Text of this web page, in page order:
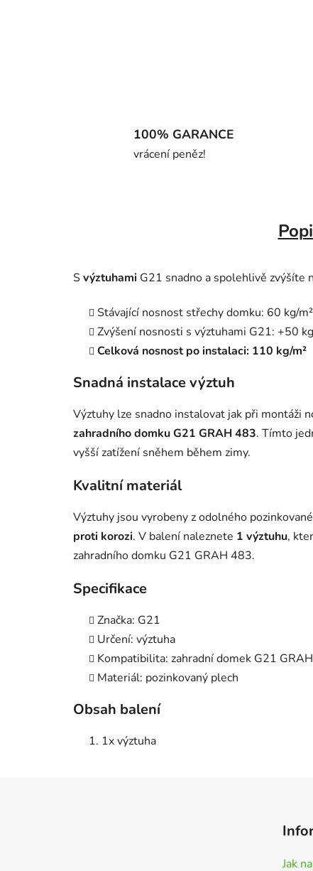
100% GARANCE
vrácení peněz!
Svýztuhami G21 snadno a spolehlivě zvýšíte
Stávající nosnost střechy domku: 60 kg/m²
Zvýšení nosnosti s výztuhami G21: +50
Celková nosnost po instalaci: 110 kg/m²
Snadná instalace výztuh
Výztuhy lze snadno instalovat jak při montáži
zahradního domku G21 GRAH 483. Tímto
vyšší zatížení sněhem během zimy.
Kvalitní materiál
Výztuhy jsou vyrobeny z odolného
proti korozi. V balení naleznete 1 výztuhu,
zahradního domku G21 GRAH 483.
Specifikace
Značka: G21
Určení: výztuha
Kompatibilita: zahradní domek G21
Materiál: pozinkovaný plech
Obsah balení
1x výztuha
Jak